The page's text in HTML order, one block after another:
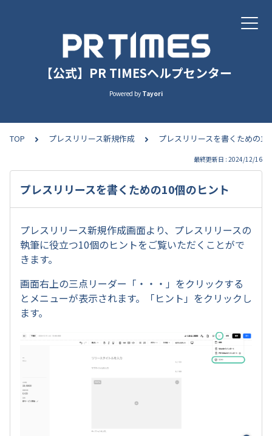
【公式】PR TIMESヘルプセンター
Powered by Tayori
TOP プレスリリース新規作成 プレスリリースを書くための
最終更新日 : 2024/12/16
プレスリリースを書くための10個のヒント
プレスリリース新規作成画面より、プレスリリースの
執筆に役立つ10個のヒントをご覧いただくことがで
きます。
画面右上の三点リーダー「・・・」をクリックする
とメニューが表示されます。「ヒント」をクリックし
ます。